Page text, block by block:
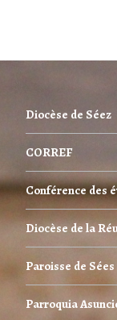
Diocèse de Séez
CORREF
Conférence des
Diocèse de la
Paroisse de Sées
Parroquia